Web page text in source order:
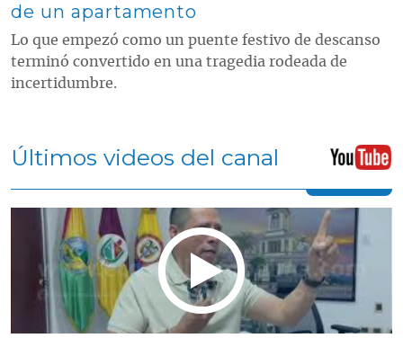
de un apartamento
Lo que empezó como un puente festivo de descanso
terminó convertido en una tragedia rodeada de
incertidumbre.
Últimos videos del canal